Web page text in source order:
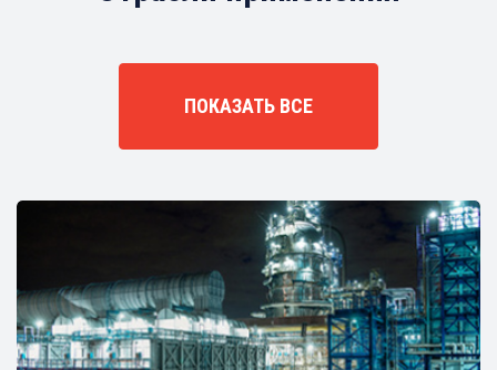
ПОКАЗАТЬ ВСЕ